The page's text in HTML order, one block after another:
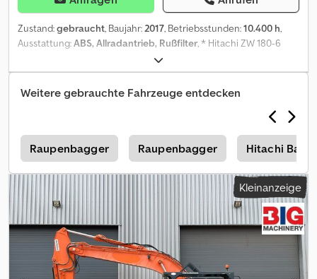
Zustand:gebraucht, Baujahr:2017, Betriebsstunden:10.400 h,
Ausstattung:ABS, Allradantrieb, Rußfilter, * Hitachi ZW 180-6
Radlader * Bj: 2017 * Bst: 10.400 h * Gewicht: 12.300 kg * hydr.
Hochkippschaufel mit Greifer * Volumen: 3,2 m³ *
Schnellwechsler Cjdpfx Aszbpvvef Herf * inkl. Waage + Drucker *
mehr Bilder und Videos per Whatsapp * Angaben ohne Gewähr
Weitere gebrauchte Fahrzeuge entdecken
Raupenbagger Raupenbagger Hitachi
Kleinanzeige